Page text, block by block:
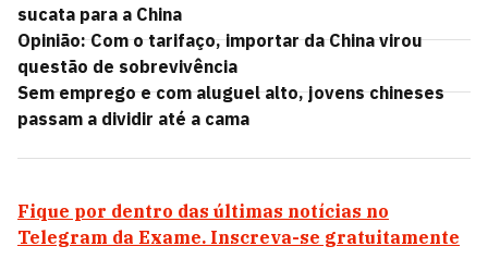
sucata para a China
Opinião: Com o tarifaço, importar da China virou
questão de sobrevivência
Sem emprego e com aluguel alto, jovens chineses
passam a dividir até a cama
Fique por dentro das últimas notícias no
Telegram da Exame. Inscreva-se gratuitamente